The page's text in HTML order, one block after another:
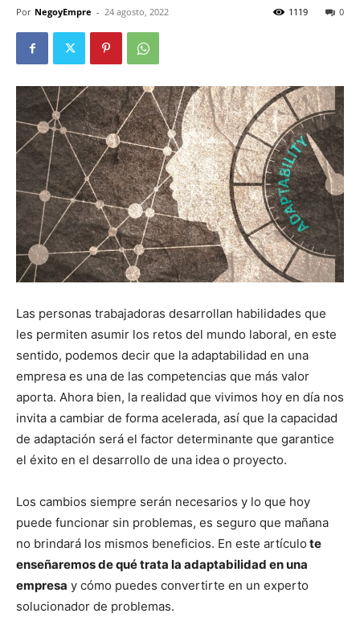
Por NegoyEmpre - 24 agosto, 2022 0
1119
Las personas trabajadoras desarrollan habilidades que
les permiten asumir los retos del mundo laboral, en este
sentido, podemos decir que la adaptabilidad en una
empresa es una de las competencias que más valor
aporta. Ahora bien, la realidad que vivimos hoy en día nos
invita a cambiar de forma acelerada, así que la capacidad
de adaptación será el factor determinante que garantice
el éxito en el desarrollo de una idea o proyecto.
Los cambios siempre serán necesarios y lo que hoy
puede funcionar sin problemas, es seguro que mañana
no brindará los mismos beneficios. En este artículo te
enseñaremos de qué trata la adaptabilidad en una
empresa y cómo puedes convertirte en un experto
solucionador de problemas.